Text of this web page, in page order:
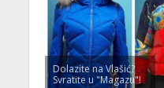
Dolazite na Vlašić?
Svratite u "Magazu"!